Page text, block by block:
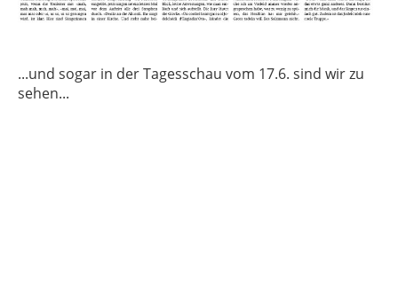
...und sogar in der Tagesschau vom 17.6. sind wir zu
sehen...